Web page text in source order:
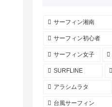
サーフィン湘南
サーフィン初心者
サーフィン女子
SURFLINE
アラシムラタ
台風サーフィン